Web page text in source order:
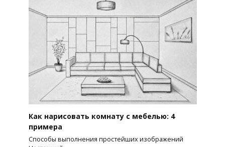
Как нарисовать комнату с мебелью: 4
примера
Способы выполнения простейших изображений